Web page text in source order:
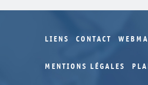
LIENS CONTACT
MENTIONS LÉGALES